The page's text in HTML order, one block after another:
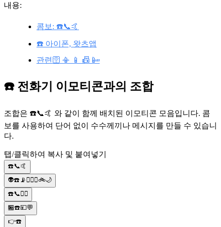
내용:
콤보: ☎️📞🤙
☎️ 아이폰, 왓츠앱
관련🛜 📳 📱 📠 📴
☎️ 전화기 이모티콘과의 조합
조합은 ☎️📞🤙 와 같이 함께 배치된 이모티콘 모음입니다. 콤
보를 사용하여 단어 없이 수수께끼나 메시지를 만들 수 있습니
다.
탭/클릭하여 복사 및 붙여넣기
☎️📞🤙
👽☎️📡👱🏻‍♂️🚲🌙
☎️📞👮‍♂️
🏪☎️💴💬
👉☎️